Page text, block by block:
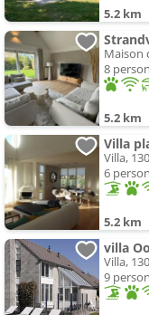
5.2 km
Maison
8
5.2 km
Villa
Villa,
6
5.2 km
villa
Villa,
9